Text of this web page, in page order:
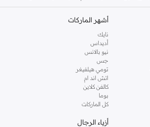
أشهر الماركات
نايك
أديداس
نيو بالانس
جس
تومي هيلفيغر
اتش اند ام
كالفن كلاين
بوما
كل الماركات
أزياء الرجال